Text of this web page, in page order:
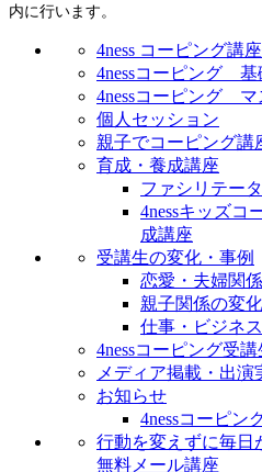
内に行います。
4ness コーピング講
4nessコーピング 基
4nessコーピング マ
個人セッション
親子でコーピング講
育成・養成講座
ファシリテー
4nessキッズコ
成講座
受講生の変化・事例
恋愛・夫婦関
親子関係の変化
仕事・ビジネ
4nessコーピング受
メディア掲載・出演
お知らせ
4nessコーピン
行動を変えずに毎日
無料メール講座